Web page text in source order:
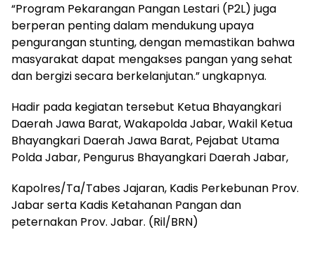
“Program Pekarangan Pangan Lestari (P2L) juga
berperan penting dalam mendukung upaya
pengurangan stunting, dengan memastikan bahwa
masyarakat dapat mengakses pangan yang sehat
dan bergizi secara berkelanjutan.” ungkapnya.
Hadir pada kegiatan tersebut Ketua Bhayangkari
Daerah Jawa Barat, Wakapolda Jabar, Wakil Ketua
Bhayangkari Daerah Jawa Barat, Pejabat Utama
Polda Jabar, Pengurus Bhayangkari Daerah Jabar,
Kapolres/Ta/Tabes Jajaran, Kadis Perkebunan Prov.
Jabar serta Kadis Ketahanan Pangan dan
peternakan Prov. Jabar. (Ril/BRN)